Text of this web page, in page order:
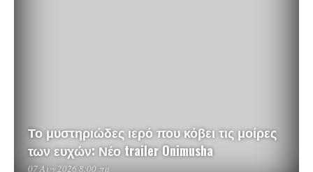
Το μυστηριώδες ιερό που κόβει τις μοίρες
των ευχών: Νέο trailer Onimusha
07 Αυγ 2026 8:00 πμ